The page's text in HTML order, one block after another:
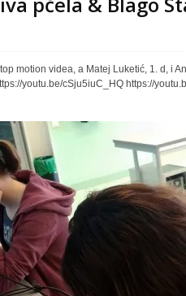
motion videa, a Matej Luketić, 1. d, i
youtu.be/cSju5iuC_HQ https://